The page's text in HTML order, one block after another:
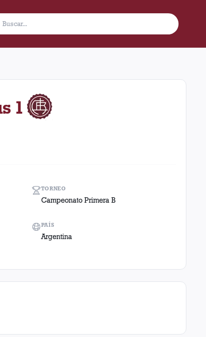
visitante en el estadio Temperley (Argentina). El
1
TORNEO
Campeonato Primera B
PAÍS
Argentina